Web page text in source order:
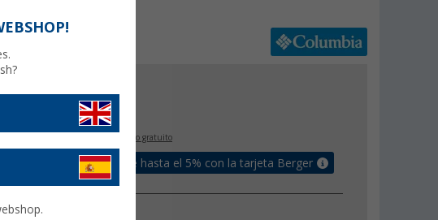
€
envío gratuito
Recibe un bonus de hasta el 5% con la tarjeta Berger
Color